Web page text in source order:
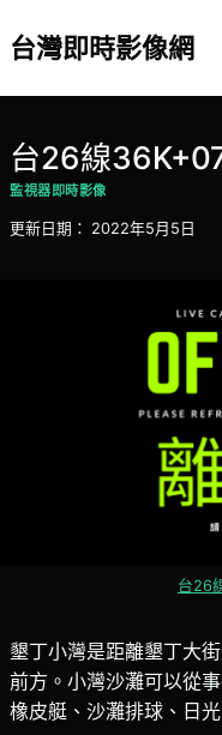
to台灣即時影像網
台26線
監視器即時影像
更新日期： 2022年5月5日
台26
墾丁小灣是距離墾丁大
前方。小灣沙灘可以從
橡皮艇、沙灘排球、日